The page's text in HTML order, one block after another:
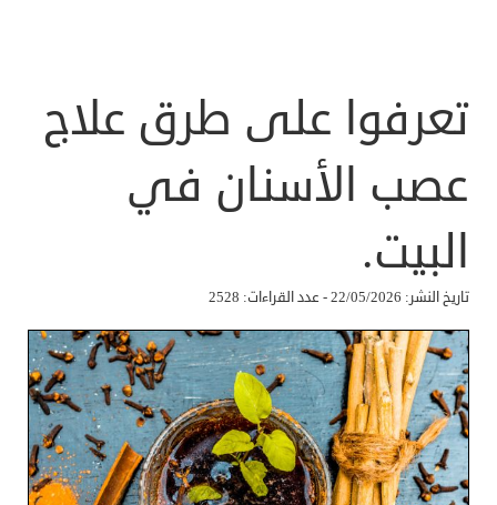
تعرفوا على طرق علاج
عصب الأسنان في
البيت.
تاريخ النشر: 22/05/2026 - عدد القراءات: 2528